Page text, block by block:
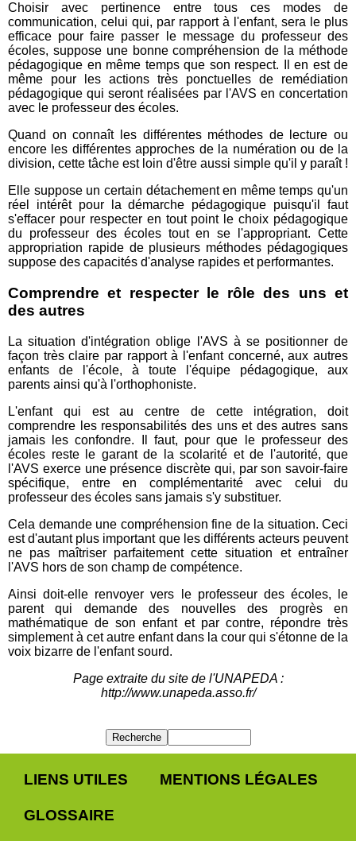
Choisir avec pertinence entre tous ces modes de
communication, celui qui, par rapport à l'enfant, sera le plus
efficace pour faire passer le message du professeur des
écoles, suppose une bonne compréhension de la méthode
pédagogique en même temps que son respect. Il en est de
même pour les actions très ponctuelles de remédiation
pédagogique qui seront réalisées par l'AVS en concertation
avec le professeur des écoles.
Quand on connaît les différentes méthodes de lecture ou
encore les différentes approches de la numération ou de la
division, cette tâche est loin d'être aussi simple qu'il y paraît !
Elle suppose un certain détachement en même temps qu'un
réel intérêt pour la démarche pédagogique puisqu'il faut
s'effacer pour respecter en tout point le choix pédagogique
du professeur des écoles tout en se l'appropriant. Cette
appropriation rapide de plusieurs méthodes pédagogiques
suppose des capacités d'analyse rapides et performantes.
Comprendre et respecter le rôle des uns et
des autres
La situation d'intégration oblige l'AVS à se positionner de
façon très claire par rapport à l'enfant concerné, aux autres
enfants de l'école, à toute l'équipe pédagogique, aux
parents ainsi qu'à l'orthophoniste.
L'enfant qui est au centre de cette intégration, doit
comprendre les responsabilités des uns et des autres sans
jamais les confondre. Il faut, pour que le professeur des
écoles reste le garant de la scolarité et de l'autorité, que
l'AVS exerce une présence discrète qui, par son savoir-faire
spécifique, entre en complémentarité avec celui du
professeur des écoles sans jamais s'y substituer.
Cela demande une compréhension fine de la situation. Ceci
est d'autant plus important que les différents acteurs peuvent
ne pas maîtriser parfaitement cette situation et entraîner
l'AVS hors de son champ de compétence.
Ainsi doit-elle renvoyer vers le professeur des écoles, le
parent qui demande des nouvelles des progrès en
mathématique de son enfant et par contre, répondre très
simplement à cet autre enfant dans la cour qui s'étonne de la
voix bizarre de l'enfant sourd.
Page extraite du site de l'UNAPEDA :
http://www.unapeda.asso.fr/
LIENS UTILES MENTIONS LÉGALES
GLOSSAIRE